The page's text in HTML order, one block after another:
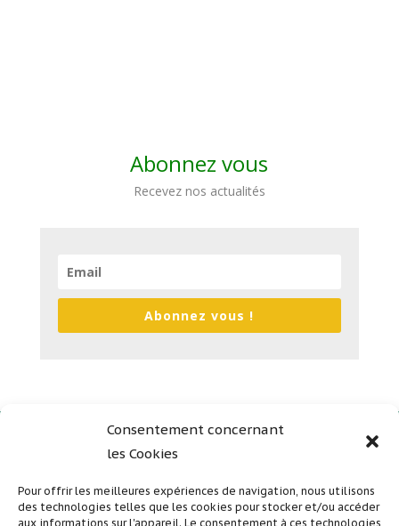
Consentement concernant
les Cookies
Pour offrir les meilleures expériences de navigation, nous utilisons
des technologies telles que les cookies pour stocker et/ou accéder
aux informations sur l'appareil. Le consentement à ces technologies
Abonnez vous
Recevez nos actualités
Abonnez vous !
Plan du site
Mentions légales